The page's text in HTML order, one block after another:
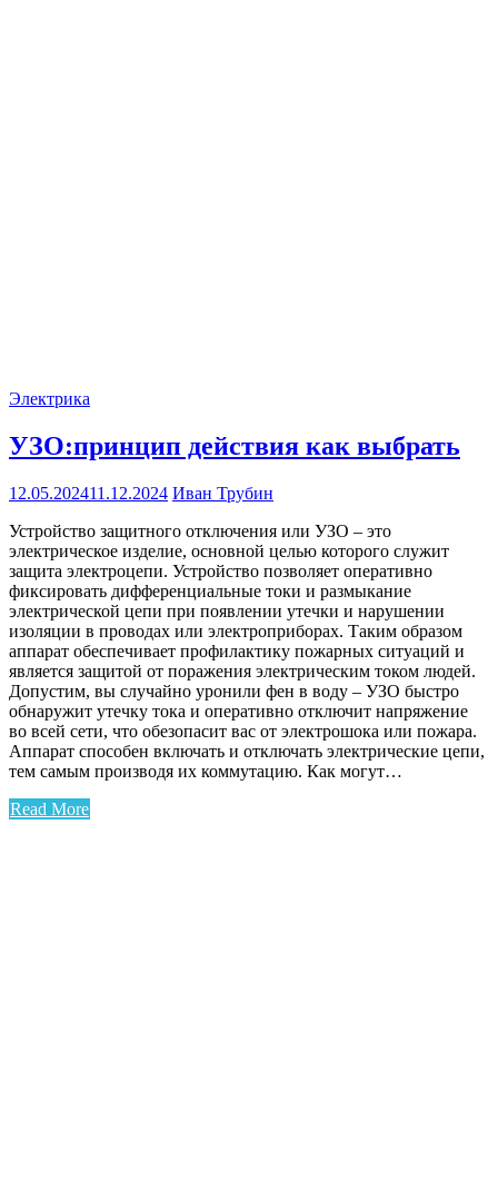
Электрика
УЗО:принцип действия как выбрать
12.05.202411.12.2024 Иван Трубин
Устройство защитного отключения или УЗО – это
электрическое изделие, основной целью которого служит
защита электроцепи. Устройство позволяет оперативно
фиксировать дифференциальные токи и размыкание
электрической цепи при появлении утечки и нарушении
изоляции в проводах или электроприборах. Таким образом
аппарат обеспечивает профилактику пожарных ситуаций и
является защитой от поражения электрическим током людей.
Допустим, вы случайно уронили фен в воду – УЗО быстро
обнаружит утечку тока и оперативно отключит напряжение
во всей сети, что обезопасит вас от электрошока или пожара.
Аппарат способен включать и отключать электрические цепи,
тем самым производя их коммутацию. Как могут…
Read More